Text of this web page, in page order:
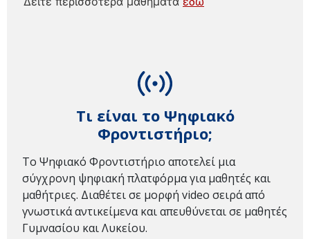
Τι είναι το Ψηφιακό
Φροντιστήριο;
Το Ψηφιακό Φροντιστήριο αποτελεί μια
σύγχρονη ψηφιακή πλατφόρμα για μαθητές και
μαθήτριες. Διαθέτει σε μορφή video σειρά από
γνωστικά αντικείμενα και απευθύνεται σε μαθητές
Γυμνασίου και Λυκείου.